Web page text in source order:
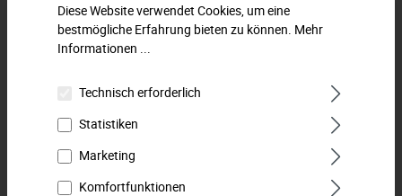
Beschreibung
Das MATADOR Schlüsselband mit Karabinerhaken ist ein
Aufbewahrung und d…
Mehr
Downloads
Technische Daten
Diese Website verwendet Cookies, um eine
bestmögliche Erfahrung bieten zu können. Mehr
Informationen ...
Technisch erforderlich
Statistiken
Marketing
Komfortfunktionen